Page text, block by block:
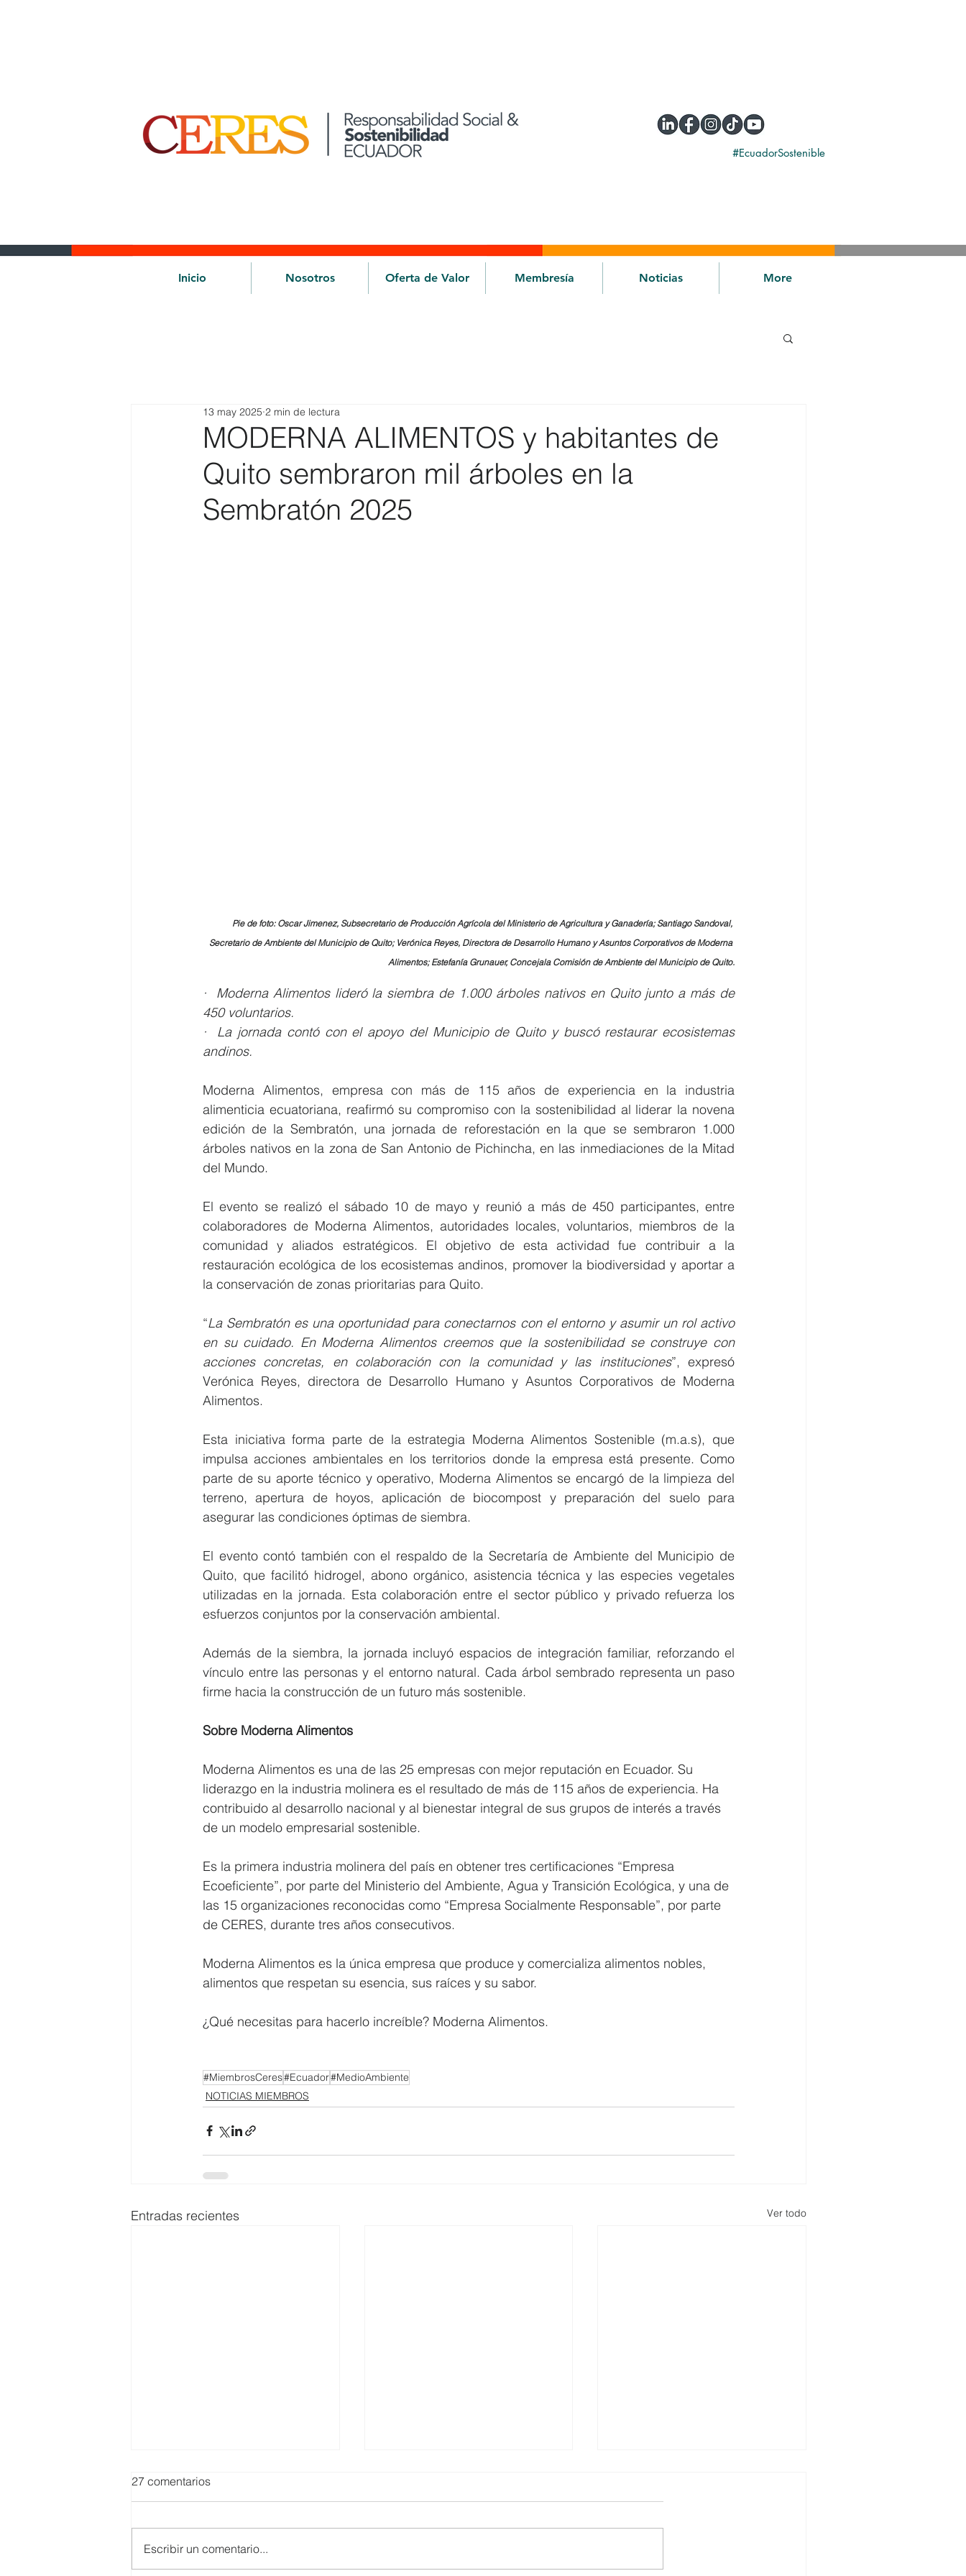
#EcuadorSostenible
Inicio Nosotros Oferta de Valor Membresía Noticias More
MODERNA ALIMENTOS y habitantes de
Quito sembraron mil árboles en la
Sembratón 2025
13 may 2025 2 min de lectura
Pie de foto: Oscar Jimenez, Subsecretario de Producción Agrícola del Ministerio de Agricultura y Ganadería; Santiago Sandoval,
Secretario de Ambiente del Municipio de Quito; Verónica Reyes, Directora de Desarrollo Humano y Asuntos Corporativos de Moderna
Alimentos; Estefanía Grunauer, Concejala Comisión de Ambiente del Municipio de Quito.
·  Moderna Alimentos lideró la siembra de 1.000 árboles nativos en Quito junto a más de
450 voluntarios.
·  La jornada contó con el apoyo del Municipio de Quito y buscó restaurar ecosistemas
andinos.
Moderna Alimentos, empresa con más de 115 años de experiencia en la industria
alimenticia ecuatoriana, reafirmó su compromiso con la sostenibilidad al liderar la novena
edición de la Sembratón, una jornada de reforestación en la que se sembraron 1.000
árboles nativos en la zona de San Antonio de Pichincha, en las inmediaciones de la Mitad
del Mundo.
El evento se realizó el sábado 10 de mayo y reunió a más de 450 participantes, entre
colaboradores de Moderna Alimentos, autoridades locales, voluntarios, miembros de la
comunidad y aliados estratégicos. El objetivo de esta actividad fue contribuir a la
restauración ecológica de los ecosistemas andinos, promover la biodiversidad y aportar a
la conservación de zonas prioritarias para Quito.
“La Sembratón es una oportunidad para conectarnos con el entorno y asumir un rol activo
en su cuidado. En Moderna Alimentos creemos que la sostenibilidad se construye con
acciones concretas, en colaboración con la comunidad y las instituciones”, expresó
Verónica Reyes, directora de Desarrollo Humano y Asuntos Corporativos de Moderna
Alimentos.
Esta iniciativa forma parte de la estrategia Moderna Alimentos Sostenible (m.a.s), que
impulsa acciones ambientales en los territorios donde la empresa está presente. Como
parte de su aporte técnico y operativo, Moderna Alimentos se encargó de la limpieza del
terreno, apertura de hoyos, aplicación de biocompost y preparación del suelo para
asegurar las condiciones óptimas de siembra.
El evento contó también con el respaldo de la Secretaría de Ambiente del Municipio de
Quito, que facilitó hidrogel, abono orgánico, asistencia técnica y las especies vegetales
utilizadas en la jornada. Esta colaboración entre el sector público y privado refuerza los
esfuerzos conjuntos por la conservación ambiental.
Además de la siembra, la jornada incluyó espacios de integración familiar, reforzando el
vínculo entre las personas y el entorno natural. Cada árbol sembrado representa un paso
firme hacia la construcción de un futuro más sostenible.
Sobre Moderna Alimentos
Moderna Alimentos es una de las 25 empresas con mejor reputación en Ecuador. Su
liderazgo en la industria molinera es el resultado de más de 115 años de experiencia. Ha
contribuido al desarrollo nacional y al bienestar integral de sus grupos de interés a través
de un modelo empresarial sostenible.
Es la primera industria molinera del país en obtener tres certificaciones “Empresa
Ecoeficiente”, por parte del Ministerio del Ambiente, Agua y Transición Ecológica, y una de
las 15 organizaciones reconocidas como “Empresa Socialmente Responsable”, por parte
de CERES, durante tres años consecutivos.
Moderna Alimentos es la única empresa que produce y comercializa alimentos nobles,
alimentos que respetan su esencia, sus raíces y su sabor.
¿Qué necesitas para hacerlo increíble? Moderna Alimentos.
#MiembrosCeres#Ecuador#MedioAmbiente
NOTICIAS MIEMBROS
Entradas recientes Ver todo
27 comentarios
Escribir un comentario...